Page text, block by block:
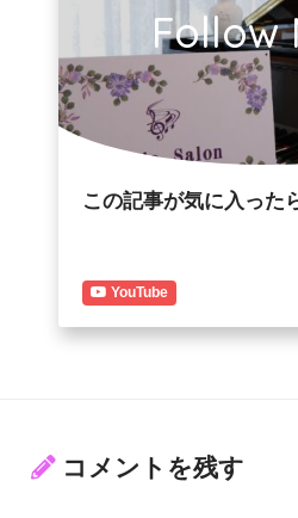
Follow
この記事が気に入った
YouTube
コメントを残す